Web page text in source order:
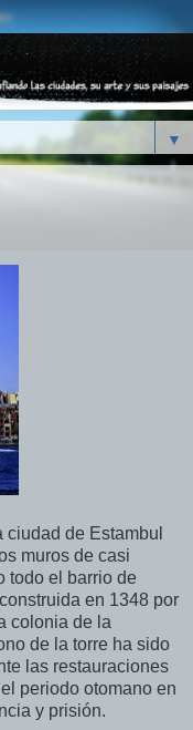
▼
ciudad de Estambul
muros de casi
todo el barrio de
en 1348 por
colonia de la
de la torre ha sido
las restauraciones
periodo otomano en
y prisión.